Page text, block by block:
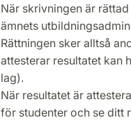
När skrivningen är
ämnets
Rättningen sker alltså
attesterar resultatet kan
lag).
När resultatet är
för studenter och se ditt